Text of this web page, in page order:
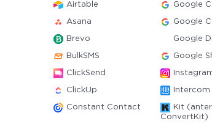
Airtable Google
Asana Google
Brevo Google
BulkSMS Google
ClickSend
ClickUp Intercom
Constant Contact
Kit
ConvertKit)